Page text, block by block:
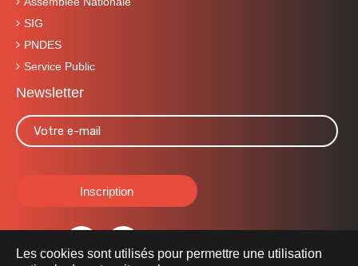
Les cookies sont utilisés pour permettre une utilisation
SIG
PNDES
Service Public
Newsletter